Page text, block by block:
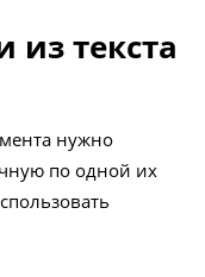
из текста
нужно
по одной их